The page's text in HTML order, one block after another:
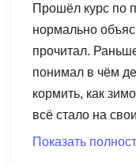
Прошёл курс по
нормально
прочитал.
понимал в чём
кормить, как
всё стало на
прислали по
Показать